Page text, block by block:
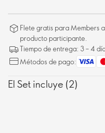
Flete gratis para Members
producto participante.
Tiempo de entrega: 3 – 4
Métodos de pago:
El Set incluye (2)